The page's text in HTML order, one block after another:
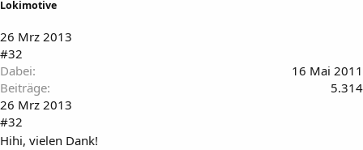
Lokimotive
26 Mrz 2013
#32
Dabei
16 Mai 2011
Beiträge
5.314
26 Mrz 2013
#32
Hihi, vielen Dank!